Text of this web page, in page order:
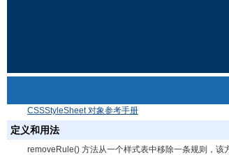
CSSStyleSheet 对象参考手册
定义和用法
removeRule() 方法从一个样式表中移除一条规则，该